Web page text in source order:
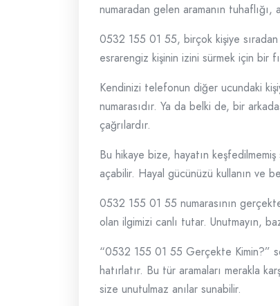
numaradan gelen aramanın
0532 155 01 55, birçok kişiye
esrarengiz kişinin izini sürmek için bir
Kendinizi telefonun diğer ucundaki
numarasıdır. Ya da belki de, bir
çağrılardır.
Bu hikaye bize, hayatın
açabilir. Hayal gücünüzü kullanın ve
0532 155 01 55 numarasının
olan ilgimizi canlı tutar. Unutmayın,
“0532 155 01 55 Gerçekte Kimin?”
hatırlatır. Bu tür aramaları merakla
size unutulmaz anılar sunabilir.